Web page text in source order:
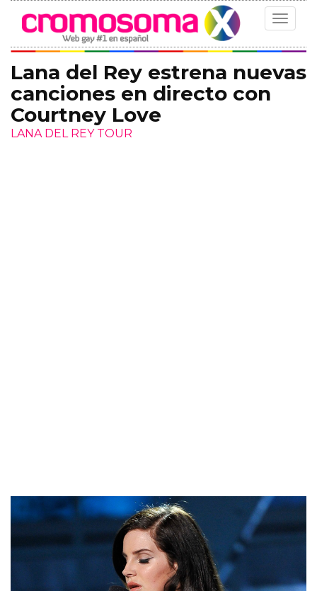
Toggle
Lana del Rey estrena nuevas
canciones en directo con
Courtney Love
LANA DEL REY TOUR